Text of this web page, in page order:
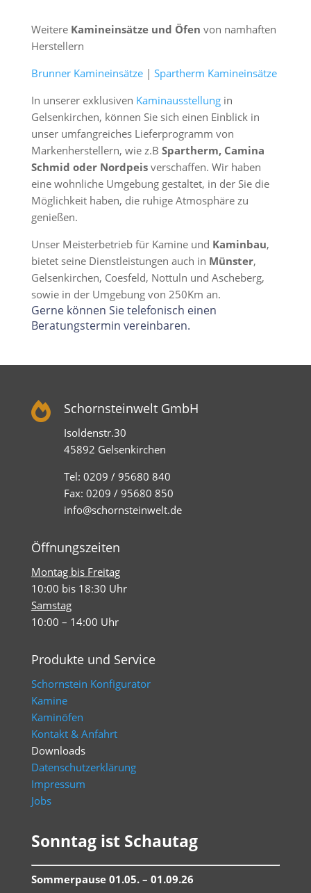
Weitere Kamineinsätze und Öfen von namhaften
Herstellern
Brunner Kamineinsätze| Spartherm Kamineinsätze
In unserer exklusiven Kaminausstellungin
Gelsenkirchen, können Sie sich einen Einblick in
unser umfangreiches Lieferprogramm von
Markenherstellern, wie z.B Spartherm, Camina
Schmid oder Nordpeisverschaffen. Wir haben
eine wohnliche Umgebung gestaltet, in der Sie die
Möglichkeit haben, die ruhige Atmosphäre zu
genießen.
Unser Meisterbetrieb für Kamine und Kaminbau,
bietet seine Dienstleistungen auch in Münster,
Gelsenkirchen, Coesfeld, Nottuln und Ascheberg,
sowie in der Umgebung von 250Km an.
Gerne können Sie telefonisch einen
Beratungstermin vereinbaren.
 Schornsteinwelt GmbH
Isoldenstr.30
45892 Gelsenkirchen
Tel: 0209 / 95680 840
Fax: 0209 / 95680 850
info@schornsteinwelt.de
Öffnungszeiten
Montag bis Freitag
10:00 bis 18:30 Uhr
Samstag
10:00 – 14:00 Uhr
Produkte und Service
Schornstein Konfigurator
Kamine
Kaminöfen
Kontakt & Anfahrt
Downloads
Datenschutzerklärung
Impressum
Jobs
Sonntag ist Schautag
Sommerpause 01.05. – 01.09.26